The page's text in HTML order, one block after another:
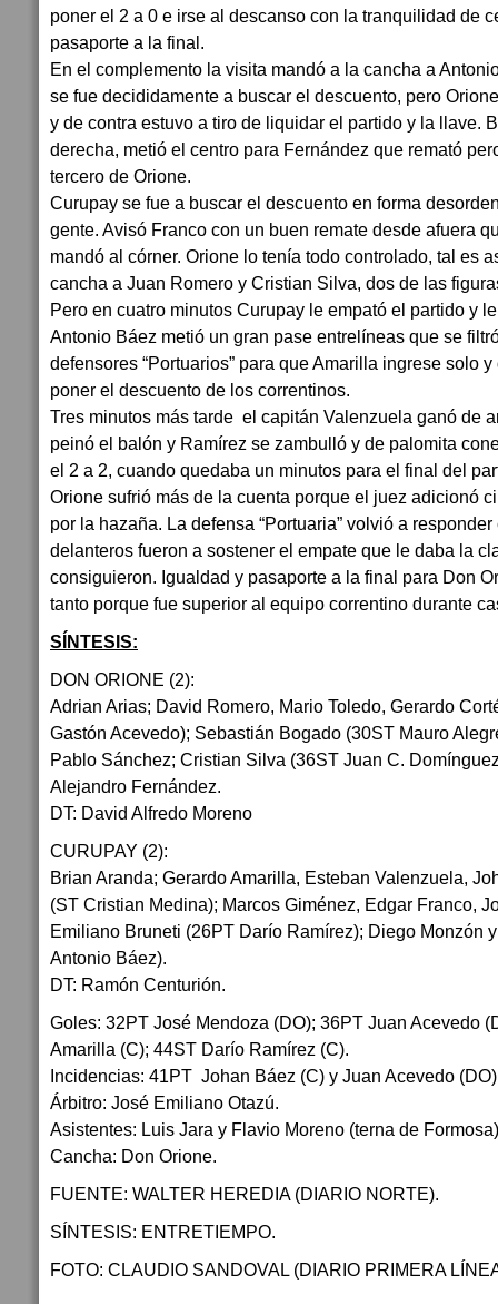
poner el 2 a 0 e irse al descanso con la tranquilidad de
pasaporte a la final.
En el complemento la visita mandó a la cancha a
se fue decididamente a buscar el descuento, pero
y de contra estuvo a tiro de liquidar el partido y la llave.
derecha, metió el centro para Fernández que remató
tercero de Orione.
Curupay se fue a buscar el descuento en forma
gente. Avisó Franco con un buen remate desde afuera
mandó al córner. Orione lo tenía todo controlado, tal es
cancha a Juan Romero y Cristian Silva, dos de las
Pero en cuatro minutos Curupay le empató el partido y
Antonio Báez metió un gran pase entrelíneas que se
defensores “Portuarios” para que Amarilla ingrese solo
poner el descuento de los correntinos.
Tres minutos más tarde el capitán Valenzuela ganó de
peinó el balón y Ramírez se zambulló y de palomita
el 2 a 2, cuando quedaba un minutos para el final del
Orione sufrió más de la cuenta porque el juez adicionó
por la hazaña. La defensa “Portuaria” volvió a
delanteros fueron a sostener el empate que le daba la
consiguieron. Igualdad y pasaporte a la final para Don
tanto porque fue superior al equipo correntino durante
SÍNTESIS:
DON ORIONE (2):
Adrian Arias; David Romero, Mario Toledo, Gerardo
Gastón Acevedo); Sebastián Bogado (30ST Mauro
Pablo Sánchez; Cristian Silva (36ST Juan C.
Alejandro Fernández.
DT: David Alfredo Moreno
CURUPAY (2):
Brian Aranda; Gerardo Amarilla, Esteban Valenzuela,
(ST Cristian Medina); Marcos Giménez, Edgar Franco,
Emiliano Bruneti (26PT Darío Ramírez); Diego Monzón
Antonio Báez).
DT: Ramón Centurión.
Goles: 32PT José Mendoza (DO); 36PT Juan Acevedo
Amarilla (C); 44ST Darío Ramírez (C).
Incidencias: 41PT Johan Báez (C) y Juan Acevedo
Árbitro: José Emiliano Otazú.
Asistentes: Luis Jara y Flavio Moreno (terna de
Cancha: Don Orione.
FUENTE: WALTER HEREDIA (DIARIO NORTE).
SÍNTESIS: ENTRETIEMPO.
FOTO: CLAUDIO SANDOVAL (DIARIO PRIMERA